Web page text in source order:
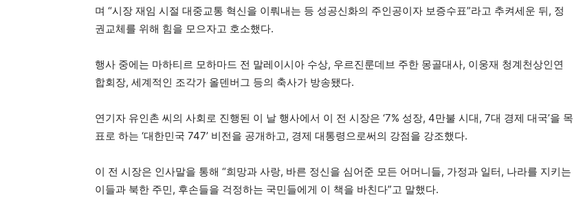
며 “시장 재임 시절 대중교통 혁신을 이뤄내는 등 성공신화의 주인공이자 보증수표”라고 추켜세운 뒤, 정
권교체를 위해 힘을 모으자고 호소했다.
행사 중에는 마하티르 모하마드 전 말레이시아 수상, 우르진룬데브 주한 몽골대사, 이웅재 청계천상인연
합회장, 세계적인 조각가 올덴버그 등의 축사가 방송됐다.
연기자 유인촌 씨의 사회로 진행된 이 날 행사에서 이 전 시장은 ‘7% 성장, 4만불 시대, 7대 경제 대국’을 목
표로 하는 ‘대한민국 747’ 비전을 공개하고, 경제 대통령으로써의 강점을 강조했다.
이 전 시장은 인사말을 통해 “희망과 사랑, 바른 정신을 심어준 모든 어머니들, 가정과 일터, 나라를 지키는
이들과 북한 주민, 후손들을 걱정하는 국민들에게 이 책을 바친다”고 말했다.